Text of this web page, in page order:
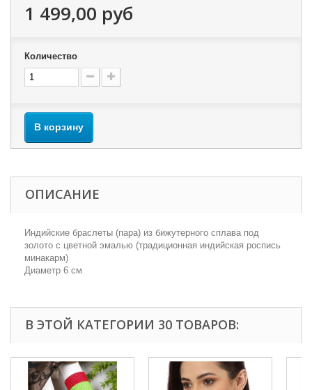
1 499,00 руб
Количество
В корзину
ОПИСАНИЕ
Индийские браслеты (пара) из бижутерного сплава под
золото с цветной эмалью (традиционная индийская роспись
минакарм)
Диаметр 6 см
В ЭТОЙ КАТЕГОРИИ 30 ТОВАРОВ: